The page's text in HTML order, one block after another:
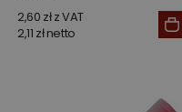
2,60 zł z VAT
2,11 zł netto